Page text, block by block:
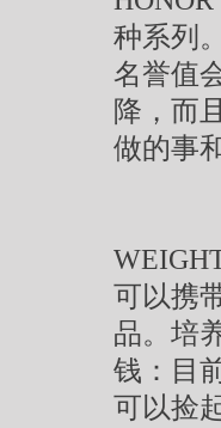
种系列
名誉值
降，而
做的事
可以携
品。培
钱：目
可以捡